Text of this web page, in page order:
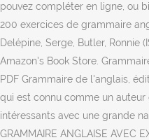
pouvez compléter en ligne, ou
200 exercices de grammaire
Delépine, Serge, Butler, Ronnie
Amazon's Book Store.
PDF Grammaire de l'anglais,
qui est connu comme un
intéressants avec une grande
GRAMMAIRE ANGLAISE AVEC